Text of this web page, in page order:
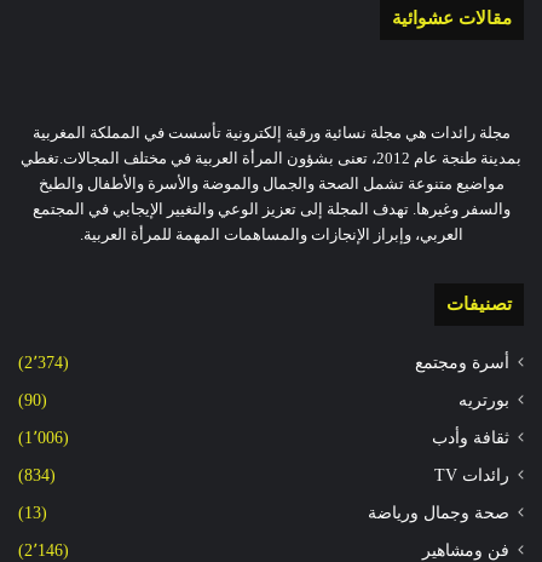
مقالات عشوائية
مجلة رائدات هي مجلة نسائية ورقية إلكترونية تأسست في المملكة المغربية
بمدينة طنجة عام 2012، تعنى بشؤون المرأة العربية في مختلف المجالات.تغطي
مواضيع متنوعة تشمل الصحة والجمال والموضة والأسرة والأطفال والطبخ
والسفر وغيرها. تهدف المجلة إلى تعزيز الوعي والتغيير الإيجابي في المجتمع
العربي، وإبراز الإنجازات والمساهمات المهمة للمرأة العربية.
تصنيفات
أسرة ومجتمع (2٬374)
بورتريه (90)
ثقافة وأدب (1٬006)
رائدات TV (834)
صحة وجمال ورياضة (13)
فن ومشاهير (2٬146)